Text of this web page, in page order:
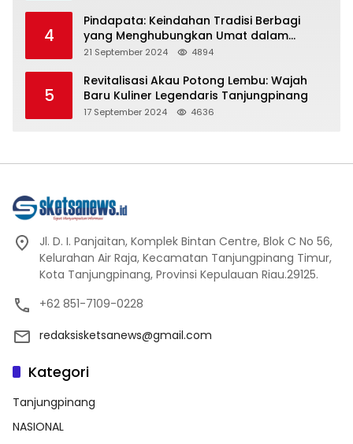
4
Pindapata: Keindahan Tradisi Berbagi
yang Menghubungkan Umat dalam
Spiritualitas dan Kebersamaan dalam
21 September 2024 4894
5
Revitalisasi Akau Potong Lembu: Wajah
Baru Kuliner Legendaris Tanjungpinang
17 September 2024 4636
Jl. D. I. Panjaitan, Komplek Bintan Centre, Blok C No 56,
Kelurahan Air Raja, Kecamatan Tanjungpinang Timur,
Kota Tanjungpinang, Provinsi Kepulauan Riau.29125.
+62 851-7109-0228
redaksisketsanews@gmail.com
Kategori
Tanjungpinang
NASIONAL